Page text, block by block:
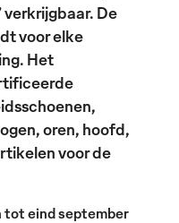
De
voor elke
Het
oren, hoofd,
voor de
tot eind september